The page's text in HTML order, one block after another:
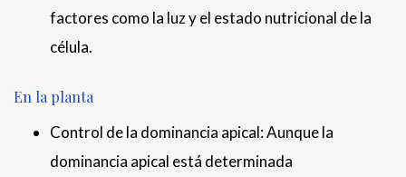
factores como la luz y el estado nutricional de la
célula.
En la planta
Control de la dominancia apical: Aunque la
dominancia apical está determinada